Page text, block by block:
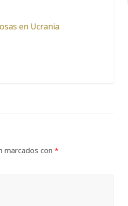
en Ucrania
marcados con *